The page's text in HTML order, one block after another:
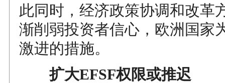
此同时，经济政策协调和改革
渐削弱投资者信心，欧洲国家
激进的措施。
扩大EFSF权限或推迟